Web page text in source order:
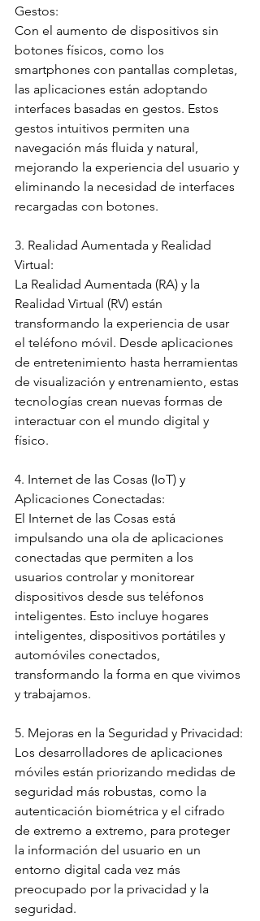
Gestos:
Con el aumento de dispositivos sin
botones físicos, como los
smartphones con pantallas completas,
las aplicaciones están adoptando
interfaces basadas en gestos. Estos
gestos intuitivos permiten una
navegación más fluida y natural,
mejorando la experiencia del usuario y
eliminando la necesidad de interfaces
recargadas con botones.
3. Realidad Aumentada y Realidad
Virtual:
La Realidad Aumentada (RA) y la
Realidad Virtual (RV) están
transformando la experiencia de usar
el teléfono móvil. Desde aplicaciones
de entretenimiento hasta herramientas
de visualización y entrenamiento, estas
tecnologías crean nuevas formas de
interactuar con el mundo digital y
físico.
4. Internet de las Cosas (IoT) y
Aplicaciones Conectadas:
El Internet de las Cosas está
impulsando una ola de aplicaciones
conectadas que permiten a los
usuarios controlar y monitorear
dispositivos desde sus teléfonos
inteligentes. Esto incluye hogares
inteligentes, dispositivos portátiles y
automóviles conectados,
transformando la forma en que vivimos
y trabajamos.
5. Mejoras en la Seguridad y Privacidad:
Los desarrolladores de aplicaciones
móviles están priorizando medidas de
seguridad más robustas, como la
autenticación biométrica y el cifrado
de extremo a extremo, para proteger
la información del usuario en un
entorno digital cada vez más
preocupado por la privacidad y la
seguridad.